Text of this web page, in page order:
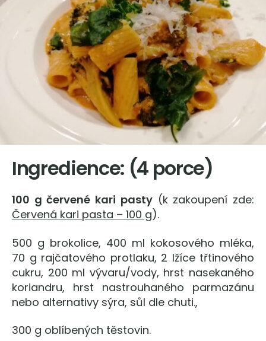
Ingredience: (4 porce)
100 g červené kari pasty(k zakoupení zde:
Červená kari pasta – 100 g).
500 g brokolice, 400 ml kokosového mléka,
70 g rajčatového protlaku, 2 lžíce třtinového
cukru, 200 ml vývaru/vody, hrst nasekaného
koriandru, hrst nastrouhaného parmazánu
nebo alternativy sýra, sůl dle chuti.,
300 g oblíbených těstovin.